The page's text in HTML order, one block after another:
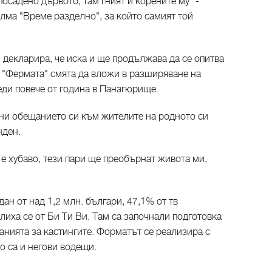
"Време разделно", за който самият той
че иска и ще продължава да се опитва
"Фермата" смята да вложи в разширяване на
повече от година в Панагюрище.
обещанието си към жителите на родното си
тези пари ще преобърнат живота ми,
от над 1,2 млн. българи, 47,1% от тв
се от Би Ти Ви. Там са започнали подготовка
за кастингите. Форматът се реализира с
са и негови водещи.